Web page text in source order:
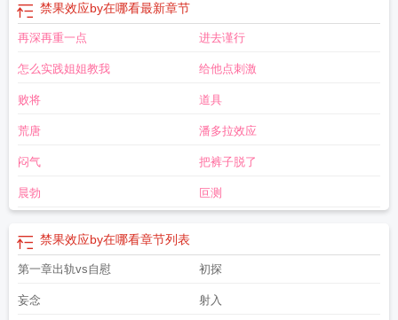
禁果效应by在哪看最新章节
再深再重一点 进去谨行
怎么实践姐姐教我 给他点刺激
败将 道具
荒唐 潘多拉效应
闷气 把裤子脱了
晨勃 叵测
禁果效应by在哪看章节列表
第一章出轨vs自慰 初探
妄念 射入